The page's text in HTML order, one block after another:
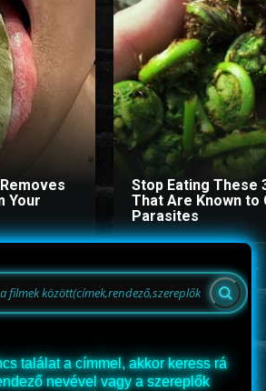
Your
Stop Eating These
That Are Known to
Parasites
találat a címmel, akkor keress rá
nevével vagy a szereplők